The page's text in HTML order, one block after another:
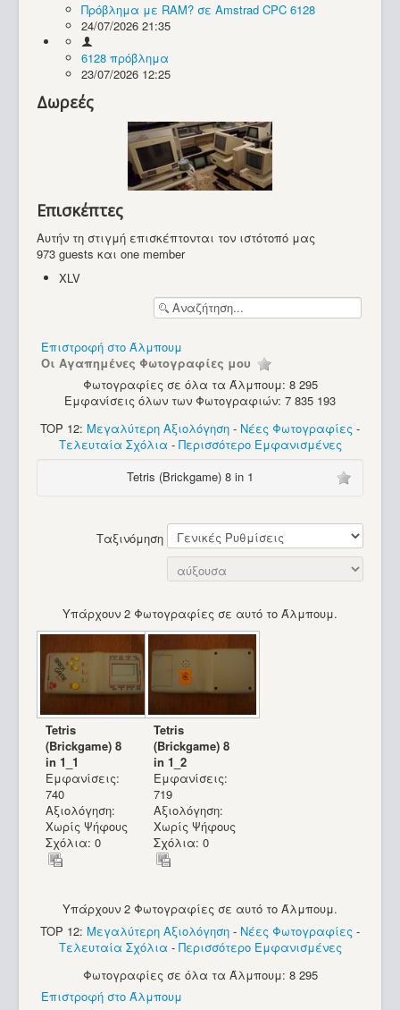
Υπολογιστές
Sinclair ZX81_17
Πρόβλημα με RAM? σε Amstrad CPC 6128
24/07/2026 21:35
6128 πρόβλημα
23/07/2026 12:25
Δωρεές
Επισκέπτες
Αυτήν τη στιγμή επισκέπτονται τον ιστότοπό μας
973 guests και one member
XLV
Επιστροφή στο Άλμπουμ
Οι Αγαπημένες Φωτογραφίες μου
Φωτογραφίες σε όλα τα Άλμπουμ: 8 295
Εμφανίσεις όλων των Φωτογραφιών: 7 835 193
TOP 12: Μεγαλύτερη Αξιολόγηση - Νέες Φωτογραφίες -
Τελευταία Σχόλια - Περισσότερο Εμφανισμένες
Tetris (Brickgame) 8 in 1
Ταξινόμηση
Υπάρχουν 2 Φωτογραφίες σε αυτό το Άλμπουμ.
Tetris
(Brickgame) 8
in 1_1
Εμφανίσεις:
740
Αξιολόγηση:
Χωρίς Ψήφους
Σχόλια: 0
Tetris
(Brickgame) 8
in 1_2
Εμφανίσεις:
719
Αξιολόγηση:
Χωρίς Ψήφους
Σχόλια: 0
Υπάρχουν 2 Φωτογραφίες σε αυτό το Άλμπουμ.
TOP 12: Μεγαλύτερη Αξιολόγηση - Νέες Φωτογραφίες -
Τελευταία Σχόλια - Περισσότερο Εμφανισμένες
Φωτογραφίες σε όλα τα Άλμπουμ: 8 295
Επιστροφή στο Άλμπουμ